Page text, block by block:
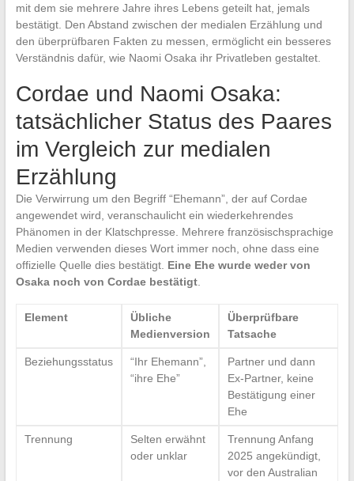
mit dem sie mehrere Jahre ihres Lebens geteilt hat, jemals
bestätigt. Den Abstand zwischen der medialen Erzählung und
den überprüfbaren Fakten zu messen, ermöglicht ein besseres
Verständnis dafür, wie Naomi Osaka ihr Privatleben gestaltet.
Cordae und Naomi Osaka:
tatsächlicher Status des Paares
im Vergleich zur medialen
Erzählung
Die Verwirrung um den Begriff “Ehemann”, der auf Cordae
angewendet wird, veranschaulicht ein wiederkehrendes
Phänomen in der Klatschpresse. Mehrere französischsprachige
Medien verwenden dieses Wort immer noch, ohne dass eine
offizielle Quelle dies bestätigt. Eine Ehe wurde weder von
Osaka noch von Cordae bestätigt.
Element
Übliche
Medienversion
Überprüfbare
Tatsache
Beziehungsstatus
“Ihr Ehemann”,
“ihre Ehe”
Partner und dann
Ex-Partner, keine
Bestätigung einer
Ehe
Trennung
Selten erwähnt
oder unklar
Trennung Anfang
2025 angekündigt,
vor den Australian